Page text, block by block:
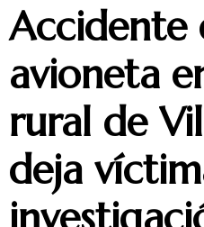
Accidente
avioneta
rural de
deja